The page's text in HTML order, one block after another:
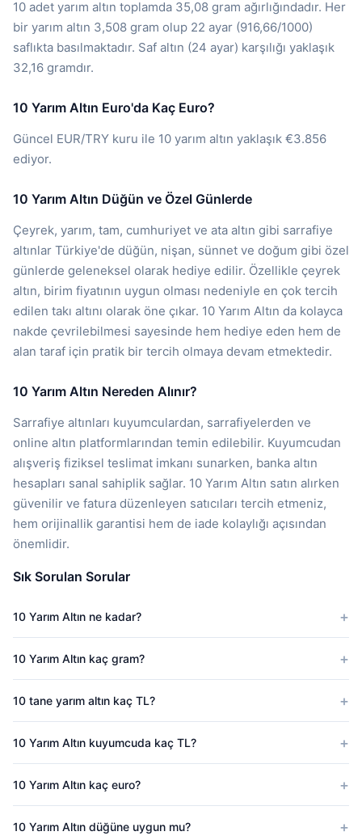
10 adet yarım altın toplamda 35,08 gram ağırlığındadır. Her
bir yarım altın 3,508 gram olup 22 ayar (916,66/1000)
saflıkta basılmaktadır. Saf altın (24 ayar) karşılığı yaklaşık
32,16 gramdır.
10 Yarım Altın Euro'da Kaç Euro?
Güncel EUR/TRY kuru ile 10 yarım altın yaklaşık €3.856
ediyor.
10 Yarım Altın Düğün ve Özel Günlerde
Çeyrek, yarım, tam, cumhuriyet ve ata altın gibi sarrafiye
altınlar Türkiye'de düğün, nişan, sünnet ve doğum gibi özel
günlerde geleneksel olarak hediye edilir. Özellikle çeyrek
altın, birim fiyatının uygun olması nedeniyle en çok tercih
edilen takı altını olarak öne çıkar. 10 Yarım Altın da kolayca
nakde çevrilebilmesi sayesinde hem hediye eden hem de
alan taraf için pratik bir tercih olmaya devam etmektedir.
10 Yarım Altın Nereden Alınır?
Sarrafiye altınları kuyumculardan, sarrafiyelerden ve
online altın platformlarından temin edilebilir. Kuyumcudan
alışveriş fiziksel teslimat imkanı sunarken, banka altın
hesapları sanal sahiplik sağlar. 10 Yarım Altın satın alırken
güvenilir ve fatura düzenleyen satıcıları tercih etmeniz,
hem orijinallik garantisi hem de iade kolaylığı açısından
önemlidir.
Sık Sorulan Sorular
10 Yarım Altın ne kadar?
10 Yarım Altın kaç gram?
10 tane yarım altın kaç TL?
10 Yarım Altın kuyumcuda kaç TL?
10 Yarım Altın kaç euro?
10 Yarım Altın düğüne uygun mu?